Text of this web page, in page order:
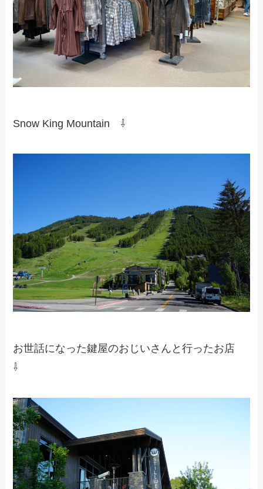
Snow King Mountain ⇩
お世話になった鍵屋のおじいさんと行ったお店
⇩